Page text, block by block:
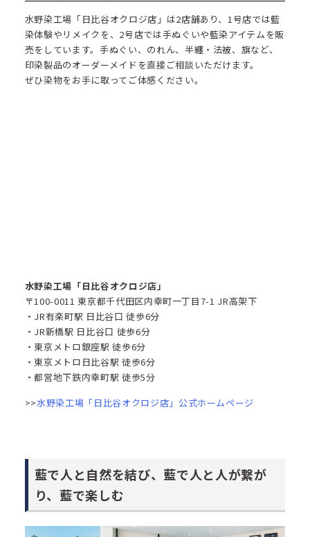
水野染工場「日比谷オクロジ店」は2店舗あり、1号店では藍
染体験やリメイクを、2号店では手ぬぐいや藍染アイテムを販
売をしています。手ぬぐい、のれん、半纏・法被、旗など、
印染製品のオーダーメイドを直接ご相談いただけます。
ぜひ染物をお手に取ってご体感ください。
水野染工場「日比谷オクロジ店」
〒100-0011 東京都千代田区内幸町一丁目7-1 JR高架下
・JR有楽町駅 日比谷口 徒歩6分
・JR新橋駅 日比谷口 徒歩6分
・東京メトロ銀座駅 徒歩6分
・東京メトロ日比谷駅 徒歩6分
・都営地下鉄内幸町駅 徒歩5分
>>水野染工場「日比谷オクロジ店」公式ホームページ
藍で人と自然を結び、藍で人と人が繋が
り、藍で楽しむ